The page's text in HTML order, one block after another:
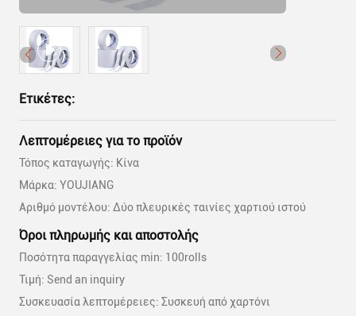
Ετικέτες:
Λεπτομέρειες για το προϊόν
Τόπος καταγωγής: Κίνα
Μάρκα: YOUJIANG
Αριθμό μοντέλου: Δύο πλευρικές ταινίες χαρτιού ιστού
Όροι πληρωμής και αποστολής
Ποσότητα παραγγελίας min: 100rolls
Τιμή: Send an inquiry
Συσκευασία λεπτομέρειες: Συσκευή από χαρτόνι